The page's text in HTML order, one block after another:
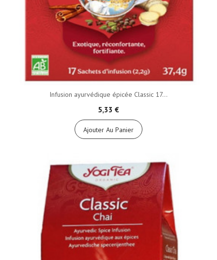
Infusion ayurvédique épicée Classic 17...
5,33 €
Ajouter Au Panier